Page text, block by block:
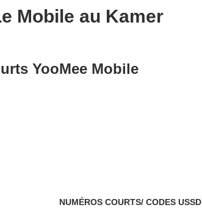
Mobile au Kamer
YooMee Mobile
NUMÉROS COURTS/ CODES USSD